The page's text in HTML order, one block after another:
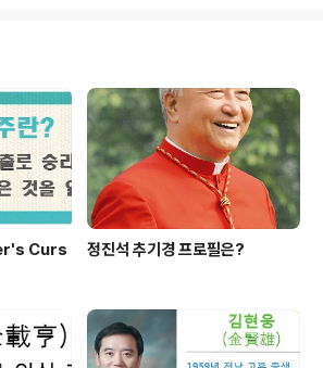
공식별구역 내에 미군 전투
은 중국의 방공식별구역 설
행위라고 비판하며 B-52 폭격
크 등의 집중 투입 방침을 고
난 11월 25일, 국방부가 주한
..
Curs
정진석 추기경 프로필은?